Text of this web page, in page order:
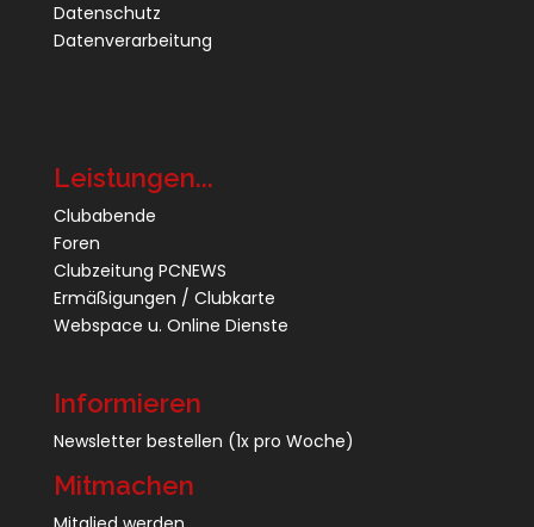
Datenschutz
Datenverarbeitung
Leistungen...
Clubabende
Foren
Clubzeitung PCNEWS
Ermäßigungen / Clubkarte
Webspace u. Online Dienste
Informieren
Newsletter bestellen (1x pro Woche)
Mitmachen